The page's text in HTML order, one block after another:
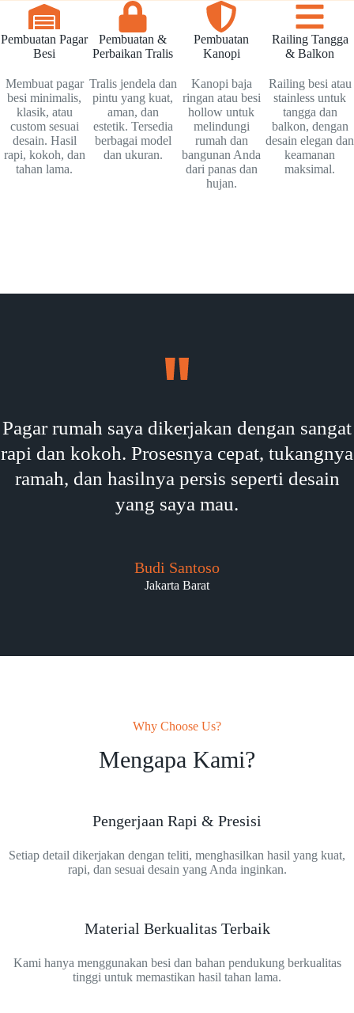
Pembuatan Pagar
Besi
Membuat pagar
besi minimalis,
klasik, atau
custom sesuai
desain. Hasil
rapi, kokoh, dan
tahan lama.
Pembuatan &
Perbaikan Tralis
Tralis jendela dan
pintu yang kuat,
aman, dan
estetik. Tersedia
berbagai model
dan ukuran.
Pembuatan
Kanopi
Kanopi baja
ringan atau besi
hollow untuk
melindungi
rumah dan
bangunan Anda
dari panas dan
hujan.
Railing Tangga
& Balkon
Railing besi atau
stainless untuk
tangga dan
balkon, dengan
desain elegan dan
keamanan
maksimal.
Pagar rumah saya dikerjakan dengan sangat
rapi dan kokoh. Prosesnya cepat, tukangnya
ramah, dan hasilnya persis seperti desain
yang saya mau.
Budi Santoso
Jakarta Barat
Why Choose Us?
Mengapa Kami?
Pengerjaan Rapi & Presisi
Setiap detail dikerjakan dengan teliti, menghasilkan hasil yang kuat,
rapi, dan sesuai desain yang Anda inginkan.
Material Berkualitas Terbaik
Kami hanya menggunakan besi dan bahan pendukung berkualitas
tinggi untuk memastikan hasil tahan lama.